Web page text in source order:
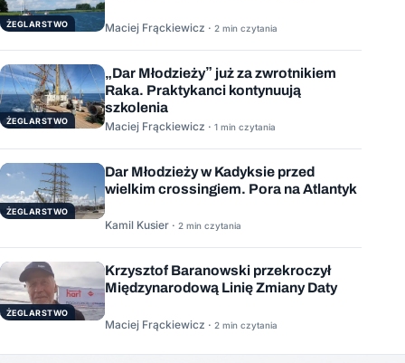
ŻEGLARSTWO Maciej Frąckiewicz · 2 min czytania
ŻEGLARSTWO
„Dar Młodzieży” już za zwrotnikiem
Raka. Praktykanci kontynuują
szkolenia
Maciej Frąckiewicz · 1 min czytania
ŻEGLARSTWO
Dar Młodzieży w Kadyksie przed
wielkim crossingiem. Pora na Atlantyk
Kamil Kusier · 2 min czytania
ŻEGLARSTWO
Krzysztof Baranowski przekroczył
Międzynarodową Linię Zmiany Daty
Maciej Frąckiewicz · 2 min czytania